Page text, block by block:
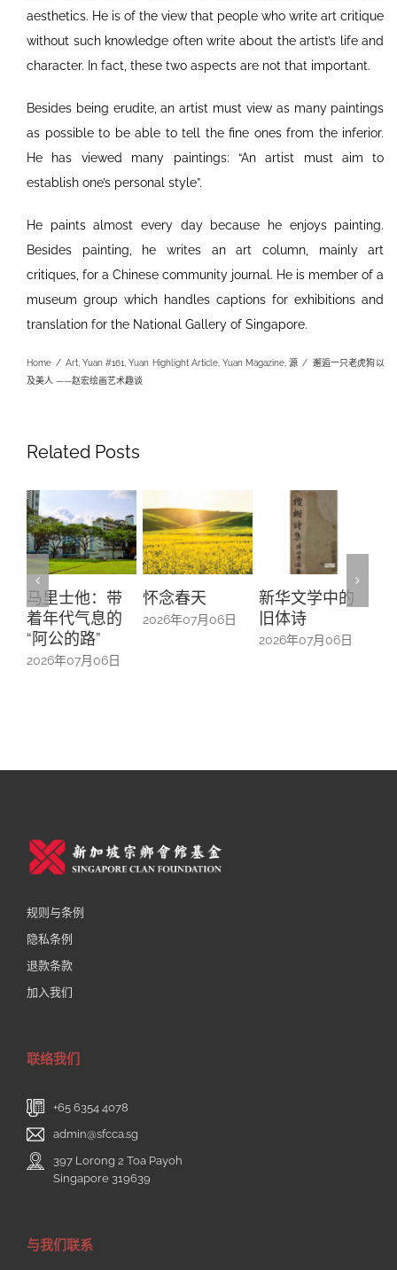
aesthetics. He is of the view that people who write art critique
without such knowledge often write about the artist’s life and
character. In fact, these two aspects are not that important.
Besides being erudite, an artist must view as many paintings
as possible to be able to tell the fine ones from the inferior.
He has viewed many paintings: “An artist must aim to
establish one’s personal style”.
He paints almost every day because he enjoys painting.
Besides painting, he writes an art column, mainly art
critiques, for a Chinese community journal. He is member of a
museum group which handles captions for exhibitions and
translation for the National Gallery of Singapore.
Home / Art,Yuan #161 ,Yuan Highlight Article, Yuan Magazine ,源 / 邂逅一只老虎狗以
及美人 ——赵宏绘画艺术趣谈
Related Posts
怀念春天
2026年07月06日
新华文学中的
旧体诗
螺钿留芳：碧
山亭贺仪镜框
中的百业记忆
规则与条例
隐私条例
退款条款
加入我们
联络我们
+65 6354 4078
admin@sfcca.sg
397 Lorong 2 Toa Payoh
Singapore 319639
与我们联系